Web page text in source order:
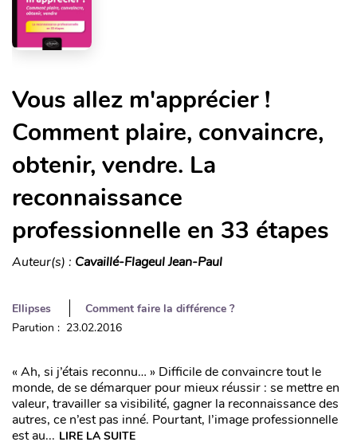
Vous allez m'apprécier !
Comment plaire, convaincre,
obtenir, vendre. La
reconnaissance
professionnelle en 33 étapes
Auteur(s) : Cavaillé-Flageul Jean-Paul
Ellipses
Comment faire la différence ?
Parution : 23.02.2016
« Ah, si j’étais reconnu… » Difficile de convaincre tout le
monde, de se démarquer pour mieux réussir : se mettre en
valeur, travailler sa visibilité, gagner la reconnaissance des
autres, ce n’est pas inné. Pourtant, l’image professionnelle
est au... LIRE LA SUITE